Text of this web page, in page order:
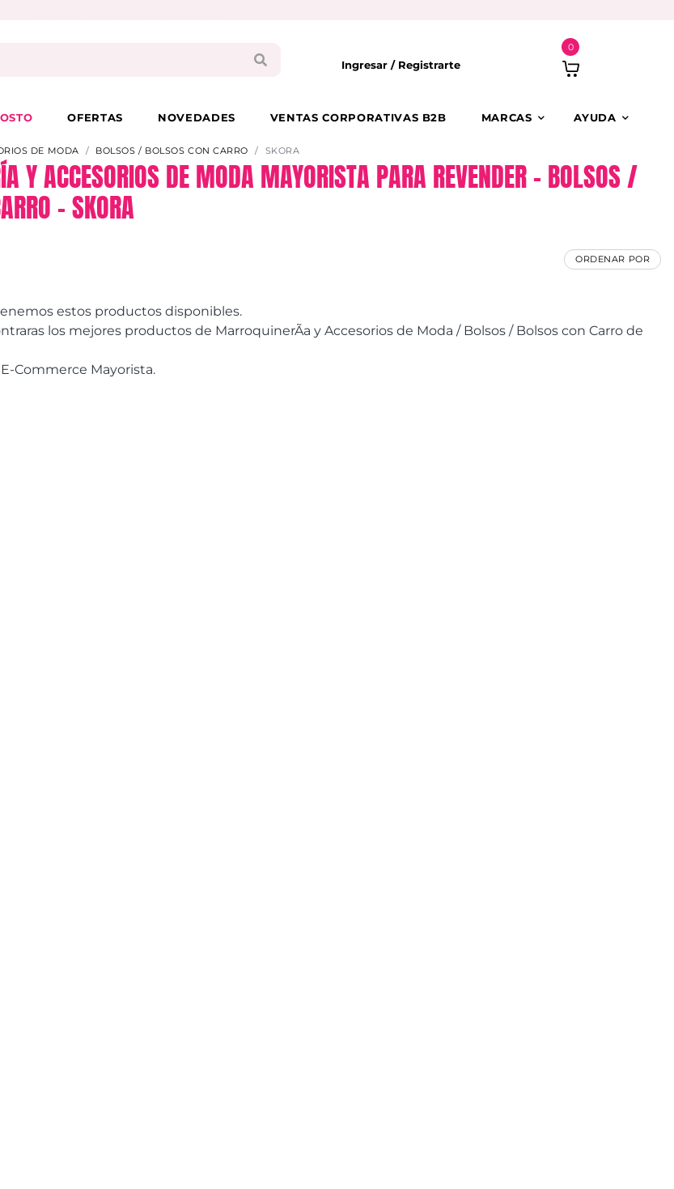
Ingresar / Registrarte
0
OFERTAS NOVEDADES VENTAS CORPORATIVAS B2B MARCAS AYUDA
DE MODA BOLSOS / BOLSOS CON CARRO SKORA
Y ACCESORIOS DE MODA MAYORISTA PARA REVENDER – BOLSOS /
– SKORA
ORDENAR POR
estos productos disponibles.
los mejores productos de MarroquinerÃ­a y Accesorios de Moda / Bolsos / Bolsos con Carro de
Commerce Mayorista.